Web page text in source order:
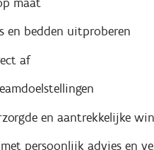
en bedden uitproberen
af
en aantrekkelijke
persoonlijk advies en